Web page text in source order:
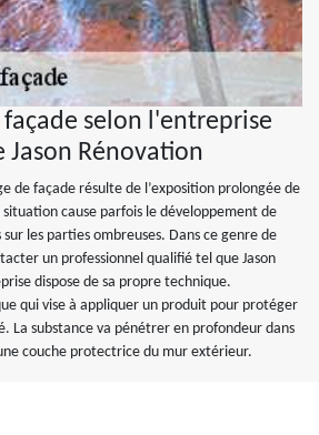
façade selon l'entreprise
Rénovation
de façade résulte de l’exposition prolongée de
cause parfois le développement de
sur les parties ombreuses. Dans ce genre de
un professionnel qualifié tel que Jason
dispose de sa propre technique.
qui vise à appliquer un produit pour protéger
La substance va pénétrer en profondeur dans
couche protectrice du mur extérieur.